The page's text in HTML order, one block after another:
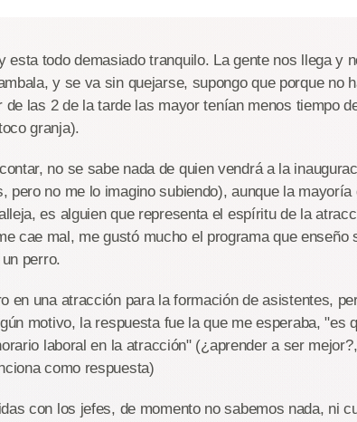
esta todo demasiado tranquilo. La gente nos llega y
y se va sin quejarse, supongo que porque no
de las 2 de la tarde las mayor tenían menos tiempo
granja).
no se sabe nada de quien vendrá a la
pero no me lo imagino subiendo), aunque la
es alguien que representa el espíritu de la
cae mal, me gustó mucho el programa que enseño
perro.
en una atracción para la formación de asistentes,
motivo, la respuesta fue la que me esperaba, "es
laboral en la atracción" (¿aprender a ser
como respuesta)
con los jefes, de momento no sabemos nada, ni